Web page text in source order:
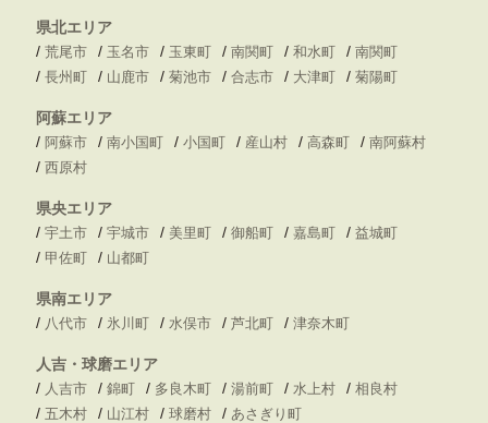
県北エリア
/ 荒尾市 / 玉名市 / 玉東町 / 南関町 / 和水町 / 南関町
/ 長州町 / 山鹿市 / 菊池市 / 合志市 / 大津町 / 菊陽町
阿蘇エリア
/ 阿蘇市 / 南小国町 / 小国町 / 産山村 / 高森町 / 南阿蘇村
/ 西原村
県央エリア
/ 宇土市 / 宇城市 / 美里町 / 御船町 / 嘉島町 / 益城町
/ 甲佐町 / 山都町
県南エリア
/ 八代市 / 氷川町 / 水俣市 / 芦北町 / 津奈木町
人吉・球磨エリア
/ 人吉市 / 錦町 / 多良木町 / 湯前町 / 水上村 / 相良村
/ 五木村 / 山江村 / 球磨村 / あさぎり町